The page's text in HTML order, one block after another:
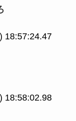
18:57:24.47
18:58:02.98